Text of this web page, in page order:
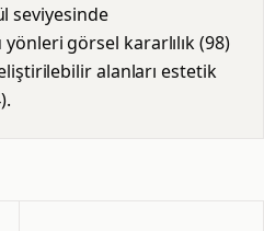
seviyesinde
görsel kararlılık (98)
alanları estetik